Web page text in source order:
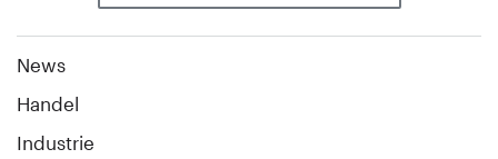
News
Handel
Industrie